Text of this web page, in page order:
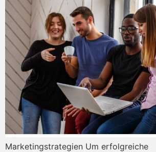
Marketingstrategien Um erfolgreiche